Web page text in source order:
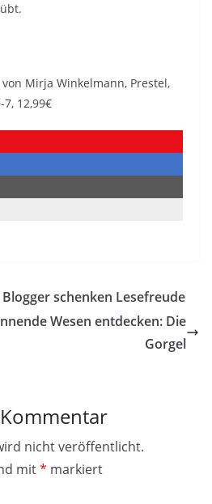
von Mirja Winkelmann, Prestel,
7, 12,99€
schenken Lesefreude
Wesen entdecken: Die
Gorgel
nicht veröffentlicht.
mit* markiert